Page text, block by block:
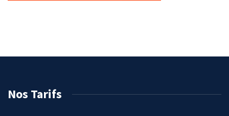
Nos Tarifs